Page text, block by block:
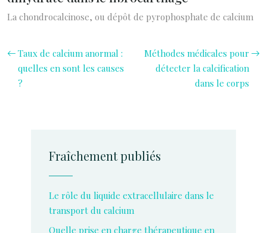
La chondrocalcinose, ou dépôt de pyrophosphate de calcium
Taux de calcium anormal :
quelles en sont les causes
?
Méthodes médicales pour
détecter la calcification
dans le corps
Fraîchement publiés
Le rôle du liquide extracellulaire dans le
transport du calcium
Quelle prise en charge thérapeutique en